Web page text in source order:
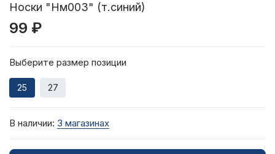
Носки "Нм003" (т.синий)
99 ₽
Выберите размер позиции
25 27
В наличии: 3 магазинах